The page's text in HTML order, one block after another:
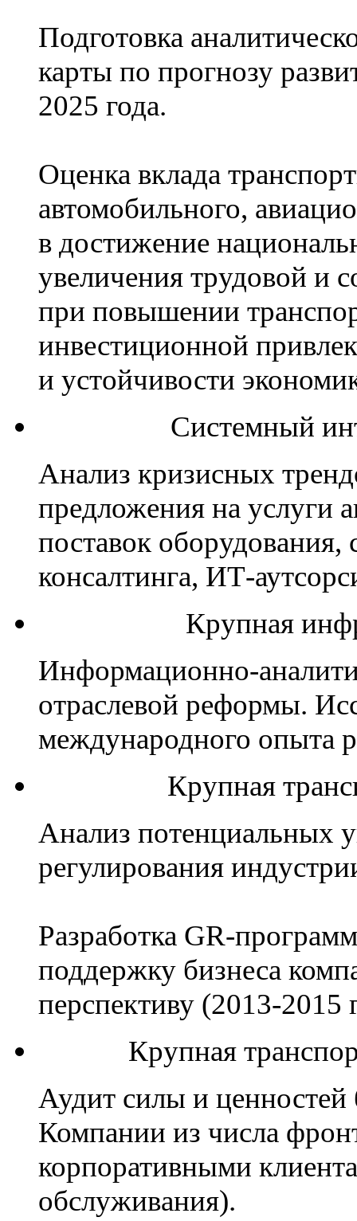
Подготовка
карты по прогнозу
2025 года.
Оценка вклада
автомобильного,
в достижение
увеличения трудовой и
при повышении
инвестиционной
и устойчивости
Системный
Анализ кризисных
предложения на услуги
поставок
консалтинга, ИТ-
Крупная
Информационно-
отраслевой реформы.
международного опыта
Крупная
Анализ потенциальных
регулирования
Разработка GR-
поддержку бизнеса
перспективу (2013-2015
Крупная
Аудит силы и ценностей
Компании из числа
корпоративными
обслуживания).